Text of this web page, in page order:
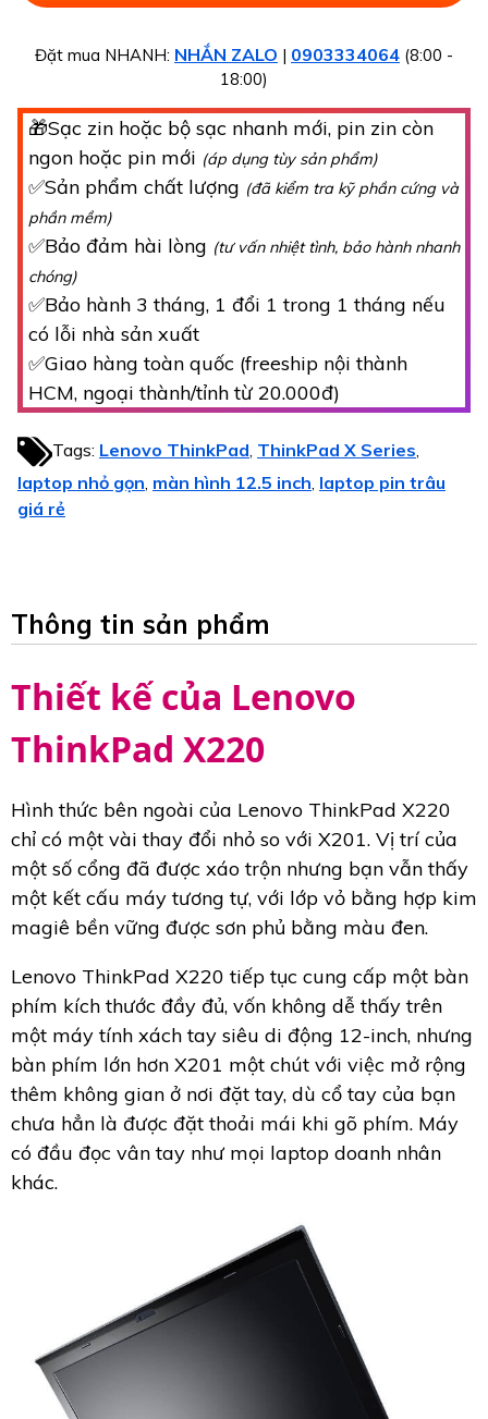
Đặt mua NHANH: NHẮN ZALO | 0903334064 (8:00 -
18:00)
🎁Sạc zin hoặc bộ sạc nhanh mới, pin zin còn
ngon hoặc pin mới (áp dụng tùy sản phẩm)
✅Sản phẩm chất lượng (đã kiểm tra kỹ phần cứng và
phần mềm)
✅Bảo đảm hài lòng (tư vấn nhiệt tình, bảo hành nhanh
chóng)
✅Bảo hành 3 tháng, 1 đổi 1 trong 1 tháng nếu
có lỗi nhà sản xuất
✅Giao hàng toàn quốc (freeship nội thành
HCM, ngoại thành/tỉnh từ 20.000đ)
Tags: Lenovo ThinkPad ThinkPad X Series
laptop nhỏ gọn, màn hình 12.5 inch, laptop pin trâu
giá rẻ
Thông tin sản phẩm
Thiết kế của Lenovo
ThinkPad X220
Hình thức bên ngoài của Lenovo ThinkPad X220
chỉ có một vài thay đổi nhỏ so với X201. Vị trí của
một số cổng đã được xáo trộn nhưng bạn vẫn thấy
một kết cấu máy tương tự, với lớp vỏ bằng hợp kim
magiê bền vững được sơn phủ bằng màu đen.
Lenovo ThinkPad X220 tiếp tục cung cấp một bàn
phím kích thước đầy đủ, vốn không dễ thấy trên
một máy tính xách tay siêu di động 12-inch, nhưng
bàn phím lớn hơn X201 một chút với việc mở rộng
thêm không gian ở nơi đặt tay, dù cổ tay của bạn
chưa hẳn là được đặt thoải mái khi gõ phím. Máy
có đầu đọc vân tay như mọi laptop doanh nhân
khác.